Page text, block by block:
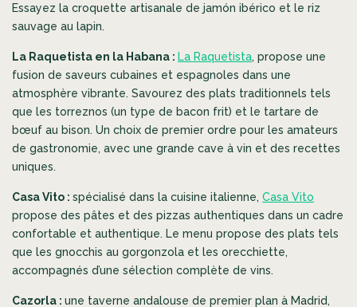
Essayez la croquette artisanale de jamón ibérico et le riz
sauvage au lapin.
La Raquetista en la Habana : La Raquetista, propose une
fusion de saveurs cubaines et espagnoles dans une
atmosphère vibrante. Savourez des plats traditionnels tels
que les torreznos (un type de bacon frit) et le tartare de
bœuf au bison. Un choix de premier ordre pour les amateurs
de gastronomie, avec une grande cave à vin et des recettes
uniques.
Casa Vito : spécialisé dans la cuisine italienne, Casa Vito
propose des pâtes et des pizzas authentiques dans un cadre
confortable et authentique. Le menu propose des plats tels
que les gnocchis au gorgonzola et les orecchiette,
accompagnés d’une sélection complète de vins.
Cazorla : une taverne andalouse de premier plan à Madrid,